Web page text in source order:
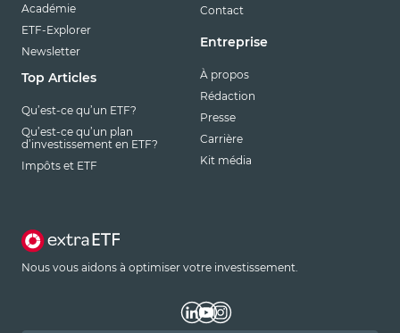
Académie
ETF-Explorer
Newsletter
Top Articles
Qu’est-ce qu’un ETF?
Qu’est-ce qu’un plan
d’investissement en ETF?
Impôts et ETF
Contact
Entreprise
À propos
Rédaction
Presse
Carrière
Kit média
Nous vous aidons à optimiser votre investissement.